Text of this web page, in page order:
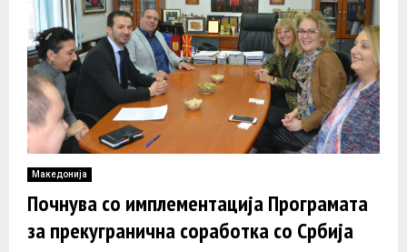
Македонија
Почнува со имплементација Програмата
за прекугранична соработка со Србија